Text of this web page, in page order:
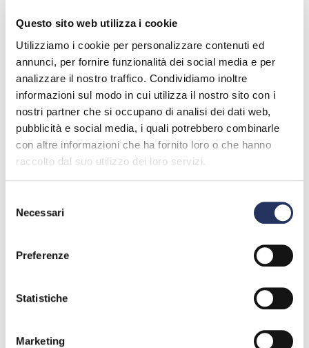
Questo sito web utilizza i cookie
Utilizziamo i cookie per personalizzare contenuti ed
annunci, per fornire funzionalità dei social media e per
analizzare il nostro traffico. Condividiamo inoltre
informazioni sul modo in cui utilizza il nostro sito con i
nostri partner che si occupano di analisi dei dati web,
pubblicità e social media, i quali potrebbero combinarle
con altre informazioni che ha fornito loro o che hanno
raccolto dal suo utilizzo dei loro servizi.
delNecessari
Preferenze
Statistiche
Marketing
incrementarne l’efficienza.
Accanto alle materie plastiche tradizionali, prodotte
prevalentemente da petrolio e da gas naturale, troviamo le
bioplastiche: quei materiali e quei manufatti, siano essi da
fonti rinnovabili che di origine fossile, che hanno la
caratteristica di essere biodegradabili e compostabili
Le plastiche e lebioplastiche sono due tipi di materiali che
svolgono un ruolo essenziale nella nostra quotidianità, ma che
Il fine vita delle materie plastiche
responsabilità negative di vario tipo, che sono tuttavia
riconducibili a comportamenti poco attenti e irrispettosi